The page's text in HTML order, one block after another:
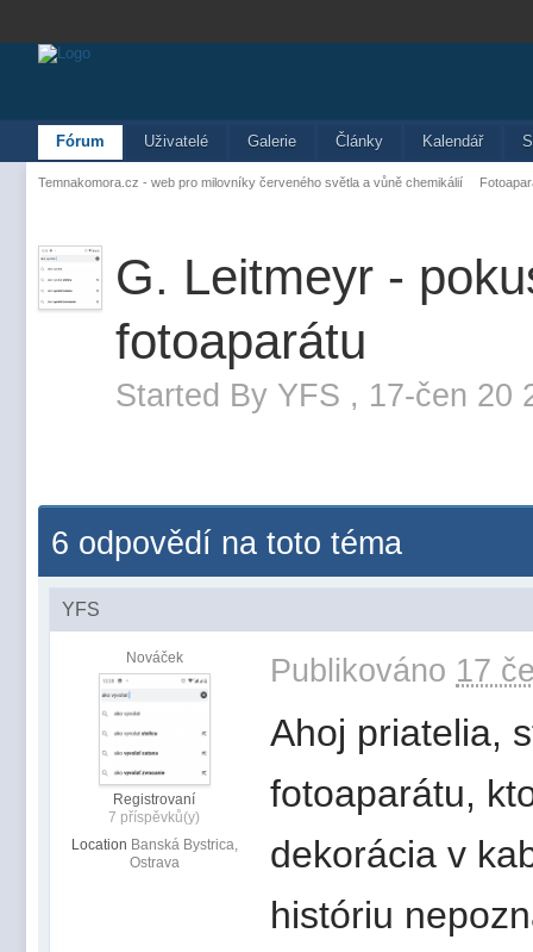
Fórum Uživatelé Galerie Články Kalendář
Temnakomora.cz - web pro milovníky červeného světla a vůně chemikálií
G. Leitmeyr -
fotoaparátu
Started By YFS , 17-čen 20
6 odpovědí na toto téma
YFS
Nováček
Registrovaní
7 příspěvků(y)
Location Banská Bystrica,
Ostrava
Publikováno 17
Ahoj priatelia,
fotoaparátu,
dekorácia v
históriu